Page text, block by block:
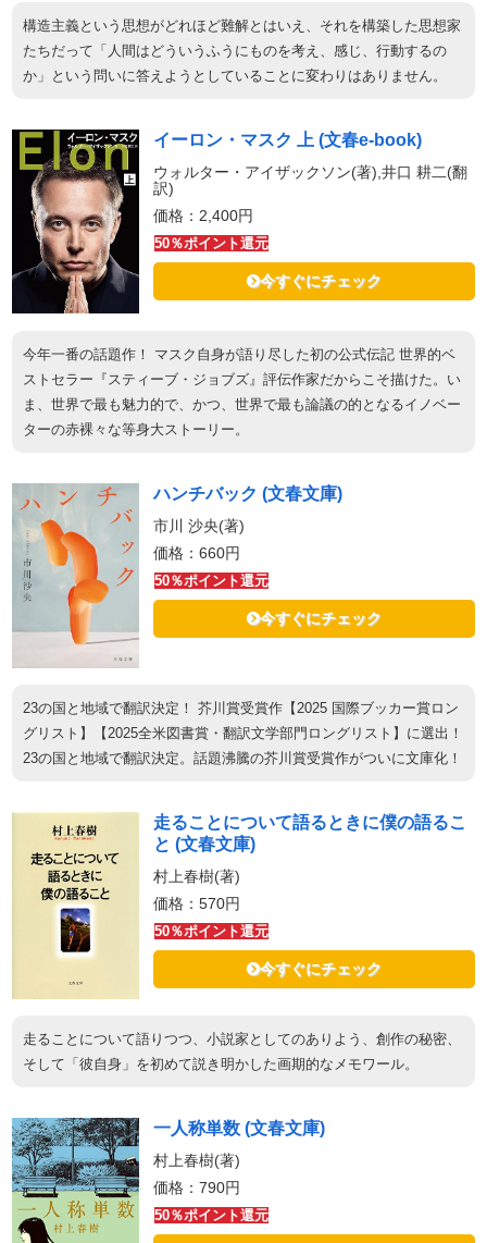
構造主義という思想がどれほど難解とはいえ、それを構築した思想家
たちだって「人間はどういうふうにものを考え、感じ、行動するの
か」という問いに答えようとしていることに変わりはありません。
イーロン・マスク 上 (文春e-book)
ウォルター・アイザックソン(著),井口 耕二(翻
訳)
価格：2,400円
50％ポイント還元
今すぐにチェック
今年一番の話題作！ マスク自身が語り尽した初の公式伝記 世界的ベ
ストセラー『スティーブ・ジョブズ』評伝作家だからこそ描けた。い
ま、世界で最も魅力的で、かつ、世界で最も論議の的となるイノベー
ターの赤裸々な等身大ストーリー。
ハンチバック (文春文庫)
市川 沙央(著)
価格：660円
50％ポイント還元
今すぐにチェック
23の国と地域で翻訳決定！ 芥川賞受賞作【2025 国際ブッカー賞ロン
グリスト】【2025全米図書賞・翻訳文学部門ロングリスト】に選出！
23の国と地域で翻訳決定。話題沸騰の芥川賞受賞作がついに文庫化！
走ることについて語るときに僕の語るこ
と (文春文庫)
村上春樹(著)
価格：570円
50％ポイント還元
今すぐにチェック
走ることについて語りつつ、小説家としてのありよう、創作の秘密、
そして「彼自身」を初めて説き明かした画期的なメモワール。
一人称単数 (文春文庫)
村上春樹(著)
価格：790円
50％ポイント還元